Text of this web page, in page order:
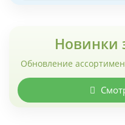
Новинки
Обновление